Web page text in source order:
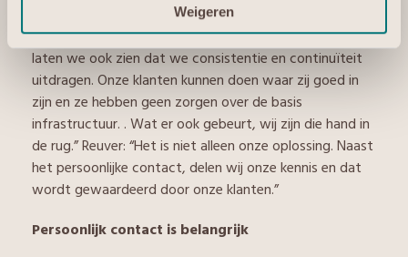
Weigeren
Het is dus nu tijd om feest te vieren. “Het is zeker leuk
en nuttig om ons jubileum te vieren, want daarmee
laten we ook zien dat we consistentie en continuïteit
uitdragen. Onze klanten kunnen doen waar zij goed in
zijn en ze hebben geen zorgen over de basis
infrastructuur. . Wat er ook gebeurt, wij zijn die hand in
de rug.” Reuver: “Het is niet alleen onze oplossing. Naast
het persoonlijke contact, delen wij onze kennis en dat
wordt gewaardeerd door onze klanten.”
Persoonlijk contact is belangrijk